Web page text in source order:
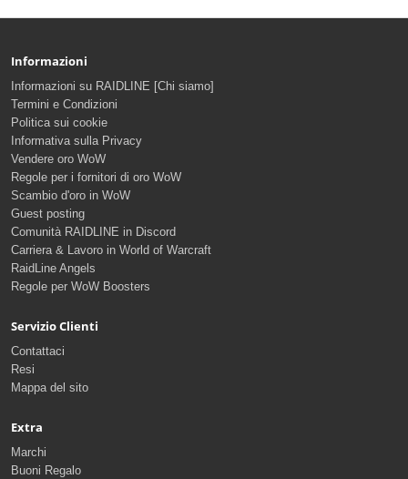
Informazioni
Informazioni su RAIDLINE [Chi siamo]
Termini e Condizioni
Politica sui cookie
Informativa sulla Privacy
Vendere oro WoW
Regole per i fornitori di oro WoW
Scambio d'oro in WoW
Guest posting
Comunità RAIDLINE in Discord
Carriera & Lavoro in World of Warcraft
RaidLine Angels
Regole per WoW Boosters
Servizio Clienti
Contattaci
Resi
Mappa del sito
Extra
Marchi
Buoni Regalo